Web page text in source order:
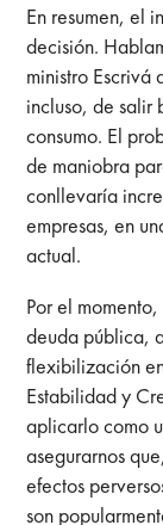
En resumen, el
decisión.
ministro Escrivá
incluso, de salir
consumo. El
de maniobra
conllevaría
empresas, en
actual.
Por el
deuda pública,
flexibilización
Estabilidad y
aplicarlo como
asegurarnos
efectos
son